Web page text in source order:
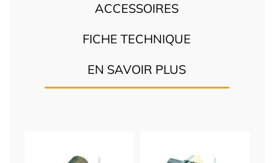
ACCESSOIRES
FICHE TECHNIQUE
EN SAVOIR PLUS